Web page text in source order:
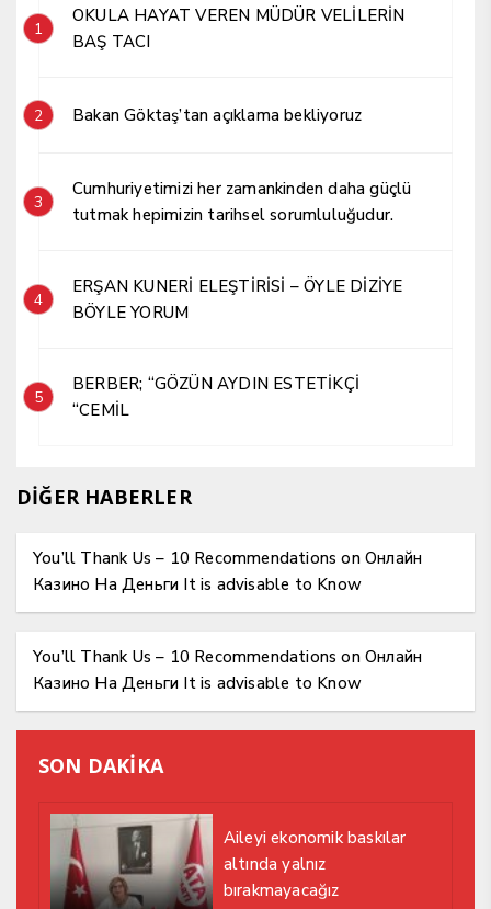
1
OKULA HAYAT VEREN MÜDÜR VELİLERİN
BAŞ TACI
2 Bakan Göktaş’tan açıklama bekliyoruz
3
Cumhuriyetimizi her zamankinden daha güçlü
tutmak hepimizin tarihsel sorumluluğudur.
4
ERŞAN KUNERİ ELEŞTİRİSİ – ÖYLE DİZİYE
BÖYLE YORUM
5
BERBER; “GÖZÜN AYDIN ESTETİKÇİ
“CEMİL
DİĞER HABERLER
You’ll Thank Us – 10 Recommendations on Онлайн
Казино На Деньги It is advisable to Know
You’ll Thank Us – 10 Recommendations on Онлайн
Казино На Деньги It is advisable to Know
SON DAKİKA
Aileyi ekonomik baskılar
altında yalnız
bırakmayacağız